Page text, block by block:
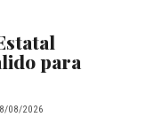
para
08/2026